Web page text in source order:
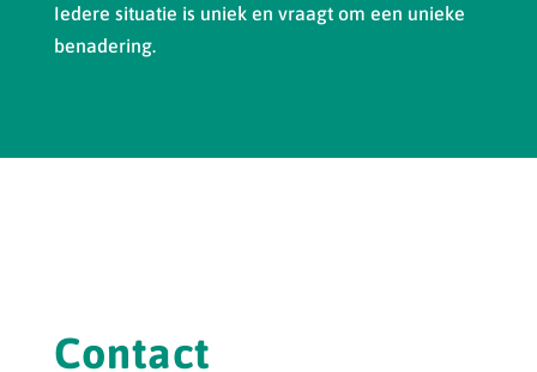
Iedere situatie is uniek en vraagt om een unieke
benadering.
Contact